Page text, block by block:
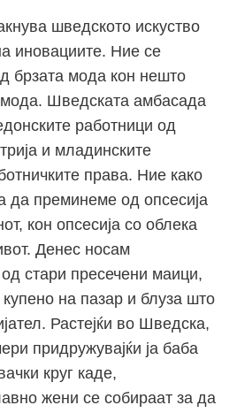
шведското искуство
иновациите. Ние се
брзата мода кон нешто
Шведската амбасада
работници од
и младинските
права. Ние како
да преминеме од опсесија
кон опсесија со облека
Денес носам
стари пресечени маици,
на пазар и блуза што
Растејќи во Шведска,
придружувајќи ја баба
круг каде,
жени се собираат за да